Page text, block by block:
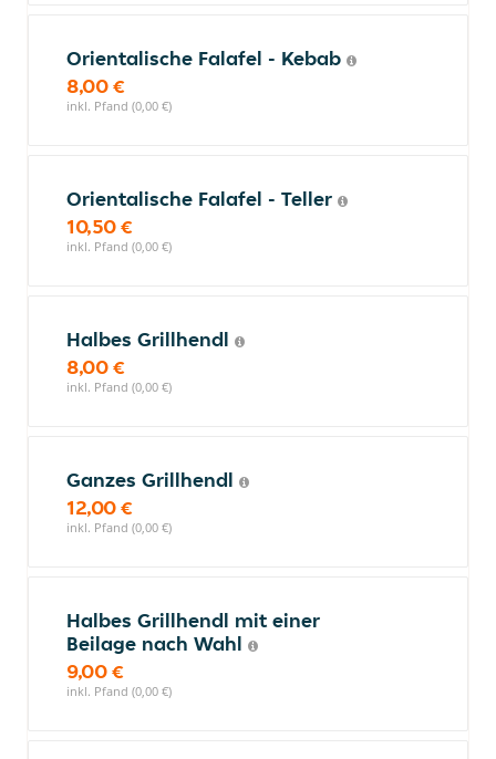
Orientalische Falafel - Kebab
8,00 €
inkl. Pfand (0,00 €)
Orientalische Falafel - Teller
10,50 €
inkl. Pfand (0,00 €)
Halbes Grillhendl
8,00 €
inkl. Pfand (0,00 €)
Ganzes Grillhendl
12,00 €
inkl. Pfand (0,00 €)
Halbes Grillhendl mit einer
Beilage nach Wahl
9,00 €
inkl. Pfand (0,00 €)